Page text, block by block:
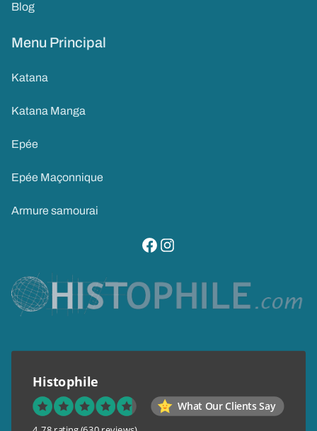
Blog
Menu Principal
Katana
Katana Manga
Epée
Epée Maçonnique
Armure samourai
visitez notre page facebook
suivez notre compte instagram
Histophile
What Our Clients Say